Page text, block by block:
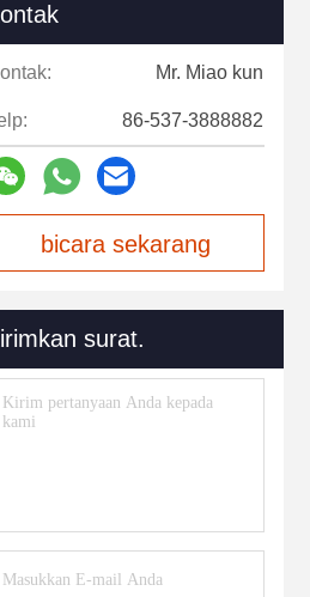
Mr. Miao kun
86-537-3888882
bicara sekarang
surat.